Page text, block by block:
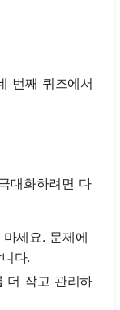
번째 퀴즈에서
대화하려면 다
세요. 문제에
다.
더 작고 관리하